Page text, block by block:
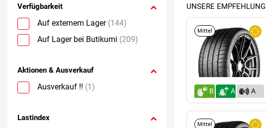
Verfügbarkeit
Auf externem Lager (144)
Auf Lager bei Butikumi (209)
Aktionen & Ausverkauf
Ausverkauf !! (1)
Lastindex
UNSERE EMPFEHLUNG
Mittel
B A
A
(70)
Mittel